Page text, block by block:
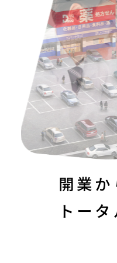
無料相
お電話でのお問い合
090-
開業
トー